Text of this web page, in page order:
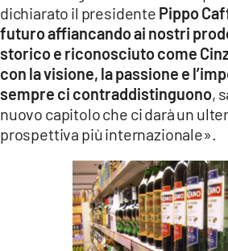
dichiarato il presidente Pippo
futuro affiancando ai nostri
storico e riconosciuto come
con la visione, la passione e
sempre ci contraddistinguono,
nuovo capitolo che ci darà un
prospettiva più internazionale».